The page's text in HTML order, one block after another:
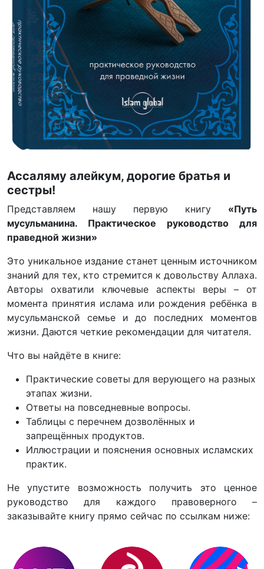
Ассаляму алейкум, дорогие братья и
сестры!
Представляем нашу первую книгу «Путь
мусульманина. Практическое руководство для
праведной жизни»
Это уникальное издание станет ценным источником
знаний для тех, кто стремится к довольству Аллаха.
Авторы охватили ключевые аспекты веры – от
момента принятия ислама или рождения ребёнка в
мусульманской семье и до последних моментов
жизни. Даются четкие рекомендации для читателя.
Что вы найдёте в книге:
Практические советы для верующего на разных
этапах жизни.
Ответы на повседневные вопросы.
Таблицы с перечнем дозволённых и
запрещённых продуктов.
Иллюстрации и пояснения основных исламских
практик.
Не упустите возможность получить это ценное
руководство для каждого правоверного –
заказывайте книгу прямо сейчас по ссылкам ниже: